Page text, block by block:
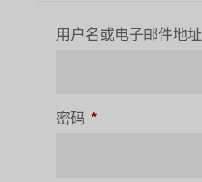
用户名或电子邮件地址
密码 *必